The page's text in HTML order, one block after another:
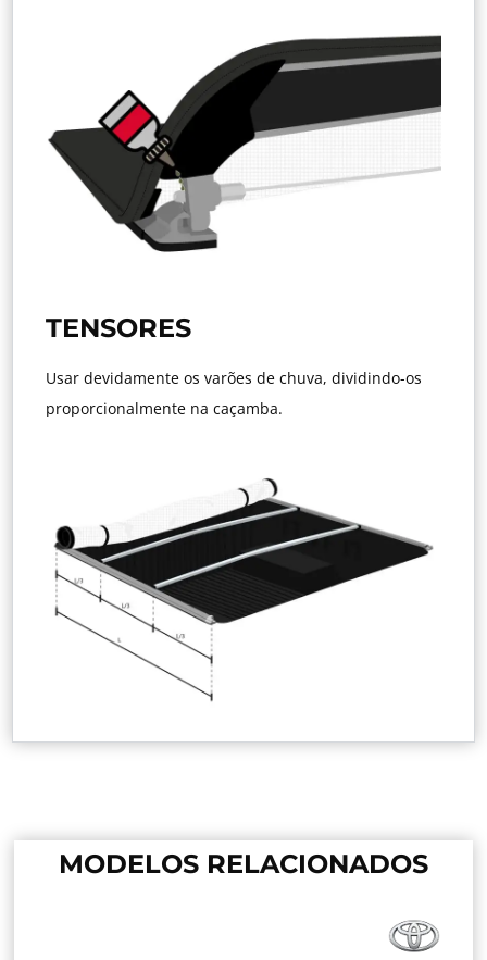
TENSORES
Usar devidamente os varões de chuva, dividindo-os
proporcionalmente na caçamba.
MODELOS RELACIONADOS